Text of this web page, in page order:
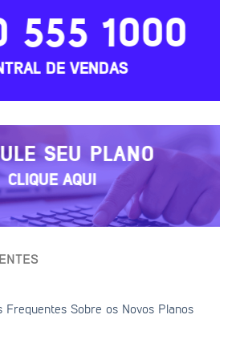
555 1000
DE VENDAS
SEU PLANO
CLIQUE AQUI
Frequentes Sobre os Novos Planos